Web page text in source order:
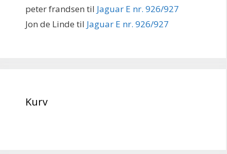
peter frandsen til Jaguar E nr. 926/927
Jon de Linde til Jaguar E nr. 926/927
Kurv